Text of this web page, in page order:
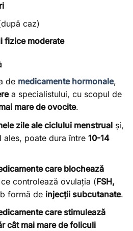
caz)
fizice moderate
de medicamente hormonale,
a specialistului, cu scopul de
mare de ovocite.
zile ale ciclului menstrual și,
poate dura între 10-14
care blochează
controlează ovulația (FSH,
formă de injecții subcutanate.
care stimulează
cât mai mare de foliculi